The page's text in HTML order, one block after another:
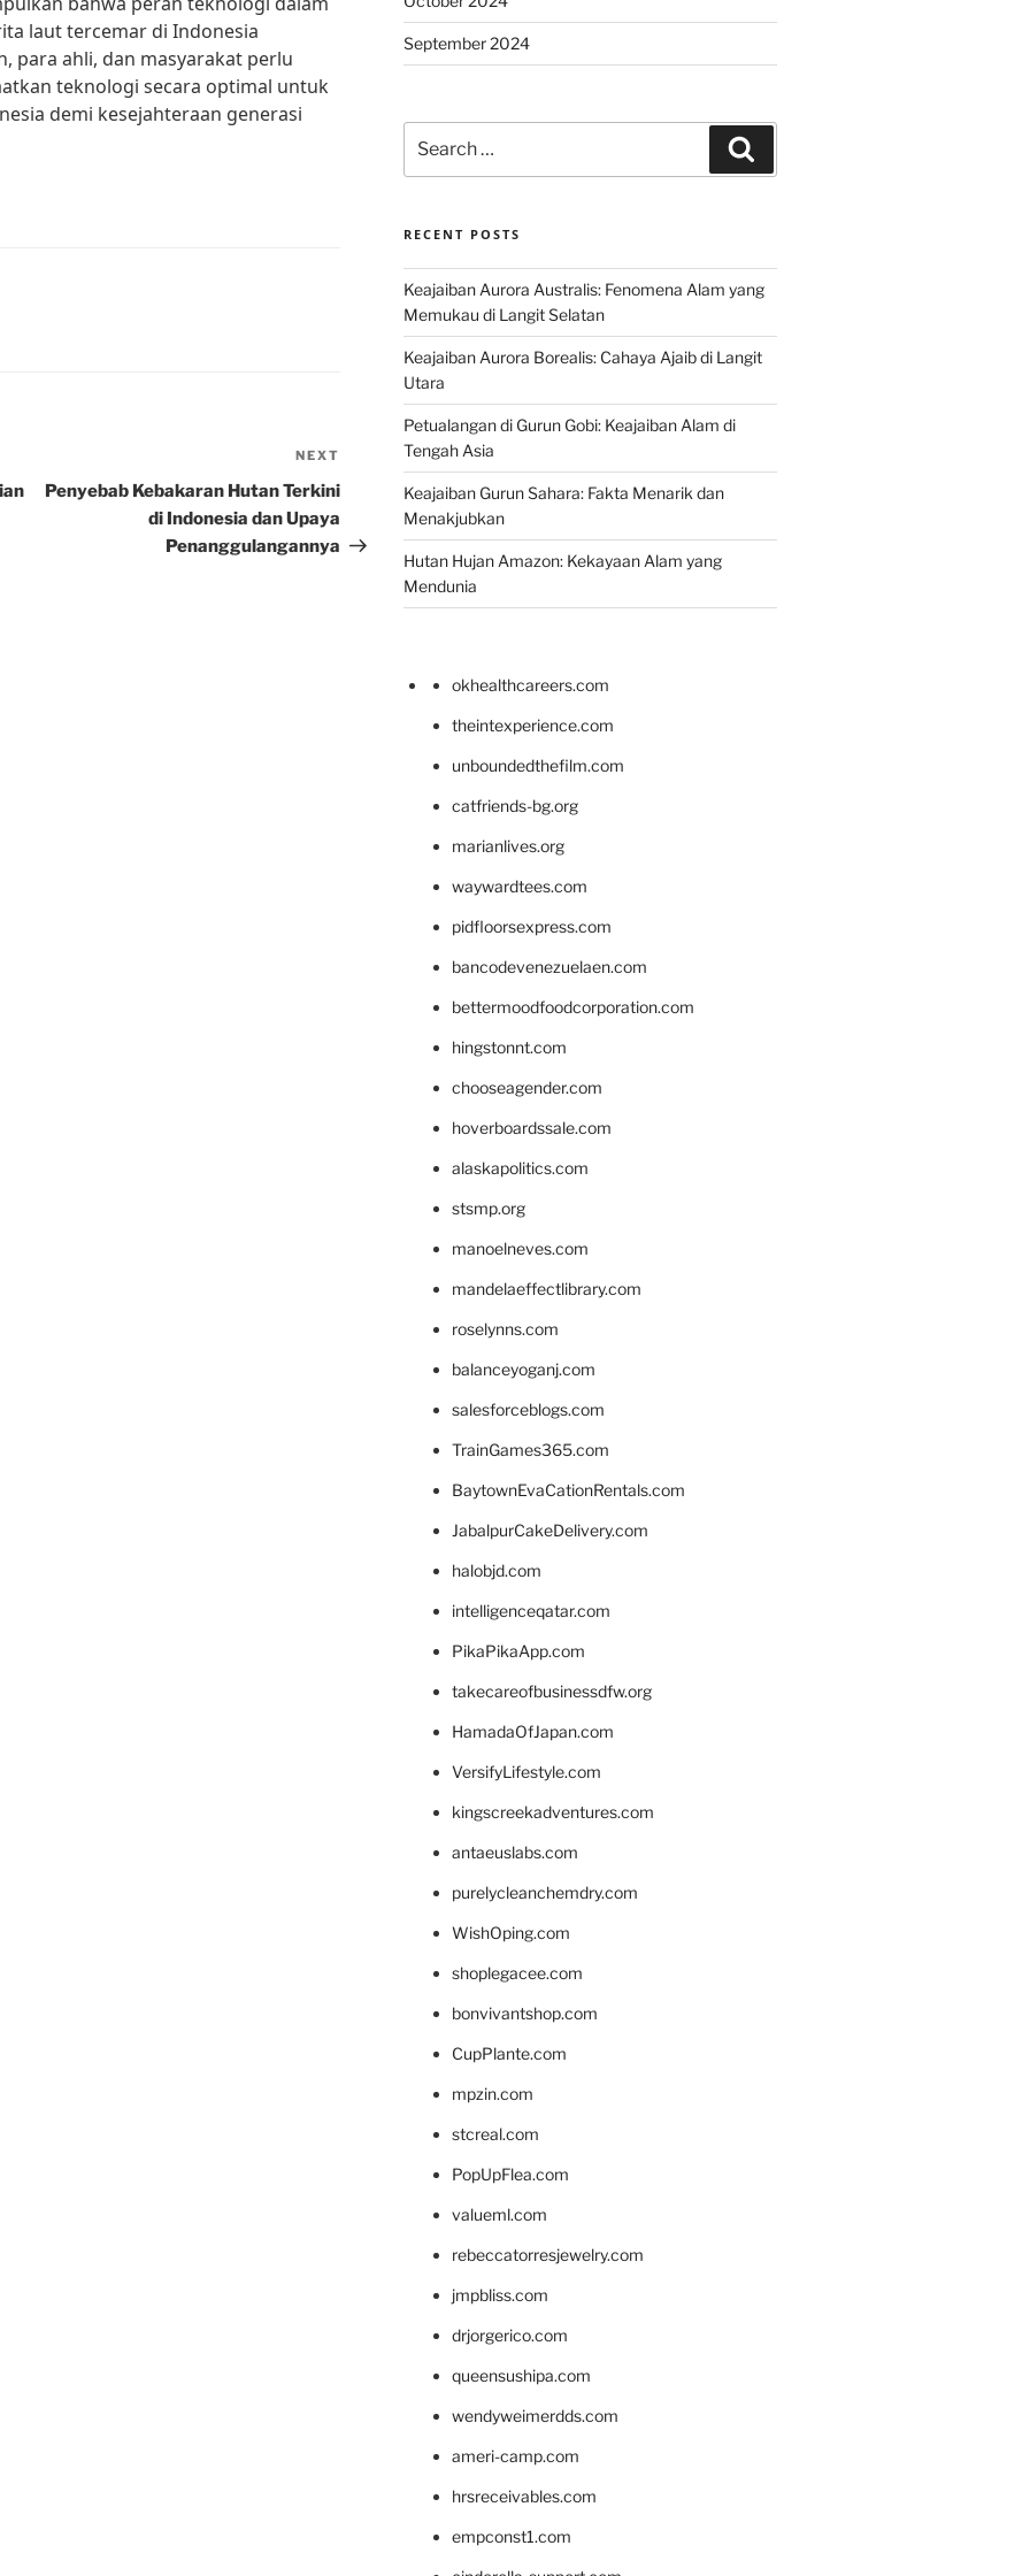
laut tercemar di Indonesia
para ahli, dan masyarakat perlu
teknologi secara optimal untuk
demi kesejahteraan generasi
Post
NEXT
Penyebab Kebakaran Hutan Terkini
di Indonesia dan Upaya
Penanggulangannya
September 2024
for:
RECENT POSTS
Keajaiban Aurora Australis: Fenomena Alam yang
Memukau di Langit Selatan
Keajaiban Aurora Borealis: Cahaya Ajaib di Langit
Utara
Petualangan di Gurun Gobi: Keajaiban Alam di
Tengah Asia
Keajaiban Gurun Sahara: Fakta Menarik dan
Menakjubkan
Hutan Hujan Amazon: Kekayaan Alam yang
Mendunia
okhealthcareers.com
theintexperience.com
unboundedthefilm.com
catfriends-bg.org
marianlives.org
waywardtees.com
pidfloorsexpress.com
bancodevenezuelaen.com
bettermoodfoodcorporation.com
hingstonnt.com
chooseagender.com
hoverboardssale.com
alaskapolitics.com
stsmp.org
manoelneves.com
mandelaeffectlibrary.com
roselynns.com
balanceyoganj.com
salesforceblogs.com
TrainGames365.com
BaytownEvaCationRentals.com
JabalpurCakeDelivery.com
halobjd.com
intelligenceqatar.com
PikaPikaApp.com
takecareofbusinessdfw.org
HamadaOfJapan.com
VersifyLifestyle.com
kingscreekadventures.com
antaeuslabs.com
purelycleanchemdry.com
WishOping.com
shoplegacee.com
bonvivantshop.com
CupPlante.com
mpzin.com
stcreal.com
PopUpFlea.com
valueml.com
rebeccatorresjewelry.com
jmpbliss.com
drjorgerico.com
queensushipa.com
wendyweimerdds.com
ameri-camp.com
hrsreceivables.com
empconst1.com